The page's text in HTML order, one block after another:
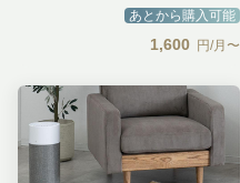
あとから購入可能
1,600 円/月〜